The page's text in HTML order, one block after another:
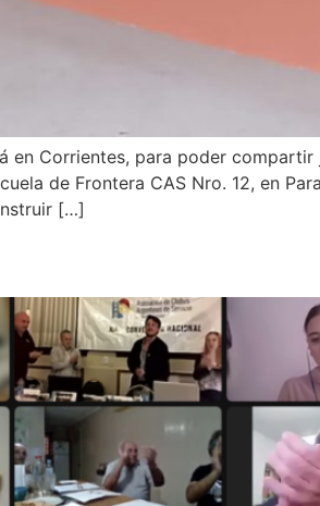
en Corrientes, para poder
de Frontera CAS Nro. 12, en
[…]